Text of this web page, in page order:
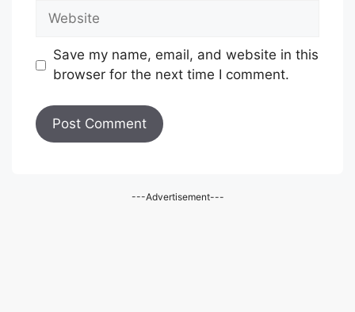
Website
Save my name, email, and website in this
browser for the next time I comment.
---Advertisement---